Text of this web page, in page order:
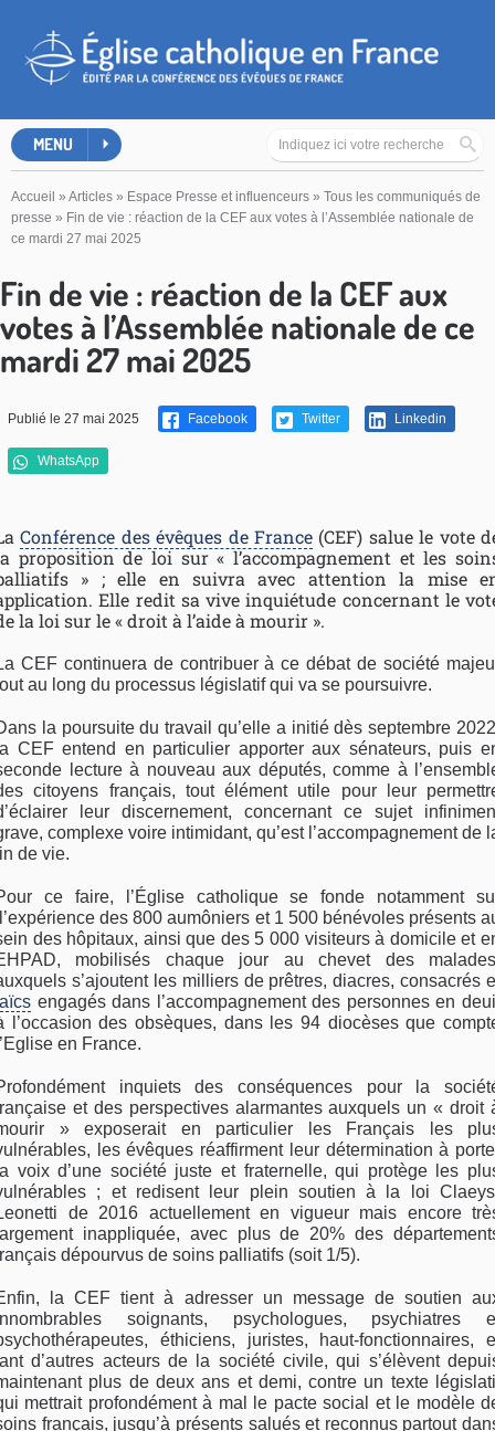
MENU
Accueil » Articles » Espace Presse et influenceurs » Tous les communiqués de
presse » Fin de vie : réaction de la CEF aux votes à l’Assemblée nationale de
ce mardi 27 mai 2025
Fin de vie : réaction de la CEF aux
votes à l’Assemblée nationale de ce
mardi 27 mai 2025
Publié le 27 mai 2025 Facebook Twitter Linkedin
WhatsApp
Conférence des évêques de France (CEF) salue le vote
proposition de loi sur « l’accompagnement et les
» ; elle en suivra avec attention la mise
Elle redit sa vive inquiétude concernant le
la loi sur le « droit à l’aide à mourir ».
CEF continuera de contribuer à ce débat de société
au long du processus législatif qui va se poursuivre.
la poursuite du travail qu’elle a initié dès septembre
CEF entend en particulier apporter aux sénateurs, puis
lecture à nouveau aux députés, comme à
citoyens français, tout élément utile pour leur
leur discernement, concernant ce sujet
complexe voire intimidant, qu’est l’accompagnement de
de vie.
ce faire, l’Église catholique se fonde notamment
des 800 aumôniers et 1 500 bénévoles présents
des hôpitaux, ainsi que des 5 000 visiteurs à domicile et
mobilisés chaque jour au chevet des
s’ajoutent les milliers de prêtres, diacres, consacrés
engagés dans l’accompagnement des personnes en
l’occasion des obsèques, dans les 94 diocèses que
en France.
inquiets des conséquences pour la
et des perspectives alarmantes auxquels un « droit
» exposerait en particulier les Français les
les évêques réaffirment leur détermination à
voix d’une société juste et fraternelle, qui protège les
; et redisent leur plein soutien à la loi
de 2016 actuellement en vigueur mais encore
inappliquée, avec plus de 20% des
dépourvus de soins palliatifs (soit 1/5).
la CEF tient à adresser un message de soutien
soignants, psychologues, psychiatres
éthiciens, juristes, haut-fonctionnaires,
d’autres acteurs de la société civile, qui s’élèvent
plus de deux ans et demi, contre un texte
mettrait profondément à mal le pacte social et le modèle
français, jusqu’à présents salués et reconnus partout